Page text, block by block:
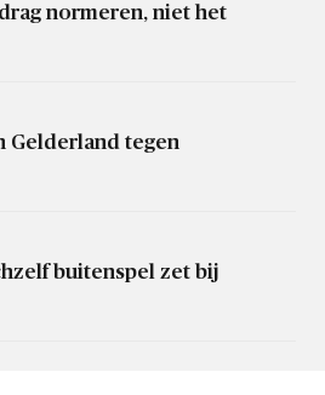
normeren, niet het
Gelderland tegen
buitenspel zet bij